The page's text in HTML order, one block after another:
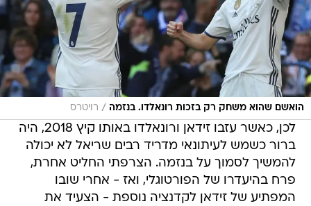
הואשם שהוא משחק רק בזכות רונאלדו. בנזמה / רויטרס
לכן, כאשר עזבו זידאן ורונאלדו באותו קיץ 2018, היה
ברור כשמש לעיתונאי מדריד רבים שריאל לא יכולה
להמשיך לסמוך על בנזמה. הצרפתי החליט אחרת,
פרח בהיעדרו של הפורטוגלי, ואז - אחרי שובו
המפתיע של זידאן לקדנציה נוספת - הצעיד את